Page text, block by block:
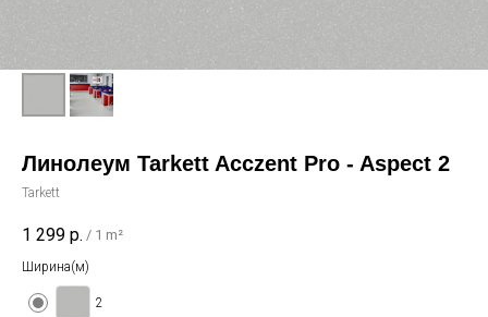
Линолеум Tarkett Acczent Pro - Aspect 2
Tarkett
1 299 р. / 1 m²
Ширина(м)
2